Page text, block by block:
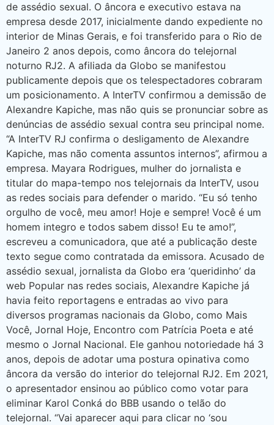
de assédio sexual. O âncora e executivo estava na
empresa desde 2017, inicialmente dando expediente no
interior de Minas Gerais, e foi transferido para o Rio de
Janeiro 2 anos depois, como âncora do telejornal
noturno RJ2. A afiliada da Globo se manifestou
publicamente depois que os telespectadores cobraram
um posicionamento. A InterTV confirmou a demissão de
Alexandre Kapiche, mas não quis se pronunciar sobre as
denúncias de assédio sexual contra seu principal nome.
“A InterTV RJ confirma o desligamento de Alexandre
Kapiche, mas não comenta assuntos internos”, afirmou a
empresa. Mayara Rodrigues, mulher do jornalista e
titular do mapa-tempo nos telejornais da InterTV, usou
as redes sociais para defender o marido. “Eu só tenho
orgulho de você, meu amor! Hoje e sempre! Você é um
homem integro e todos sabem disso! Eu te amo!”,
escreveu a comunicadora, que até a publicação deste
texto segue como contratada da emissora. Acusado de
assédio sexual, jornalista da Globo era ‘queridinho’ da
web Popular nas redes sociais, Alexandre Kapiche já
havia feito reportagens e entradas ao vivo para
diversos programas nacionais da Globo, como Mais
Você, Jornal Hoje, Encontro com Patrícia Poeta e até
mesmo o Jornal Nacional. Ele ganhou notoriedade há 3
anos, depois de adotar uma postura opinativa como
âncora da versão do interior do telejornal RJ2. Em 2021,
o apresentador ensinou ao público como votar para
eliminar Karol Conká do BBB usando o telão do
telejornal. “Vai aparecer aqui para clicar no ‘sou